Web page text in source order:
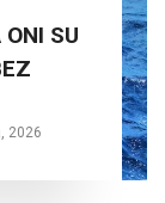
SU
2026